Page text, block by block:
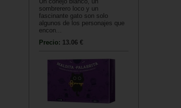
sombrerero loco y un
fascinante gato son solo
algunos de los personajes que
encon...
Precio: 13.06 €